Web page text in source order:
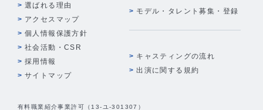
選ばれる理由
アクセスマップ
個人情報保護方針
社会活動・CSR
採用情報
サイトマップ
モデル・タレント募集・登録
キャスティングの流れ
出演に関する規約
有料職業紹介事業許可（13-ユ-301307）